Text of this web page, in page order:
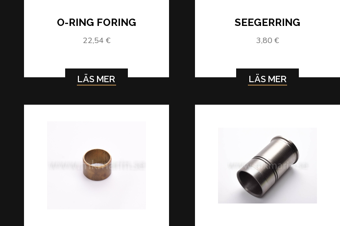
O-RING FORING
22,54 €
LÄS MER
SEEGERRING
3,80 €
LÄS MER